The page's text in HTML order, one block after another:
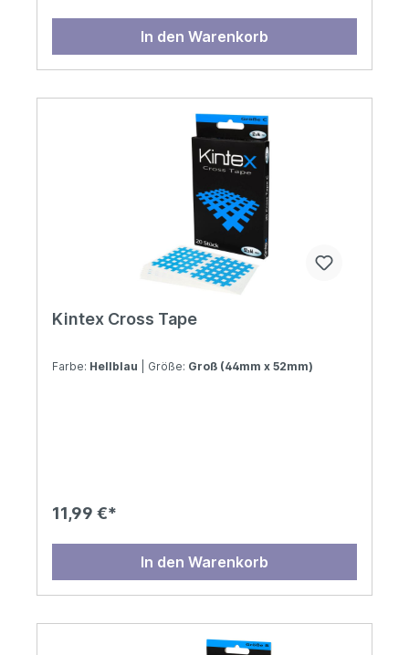
In den Warenkorb
Kintex Cross Tape
Farbe: Hellblau | Größe: Groß (44mm x 52mm)
11,99 €*
In den Warenkorb